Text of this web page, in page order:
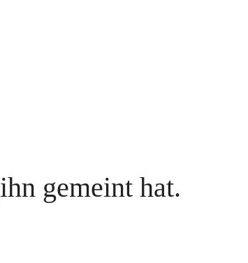
ihn gemeint hat.